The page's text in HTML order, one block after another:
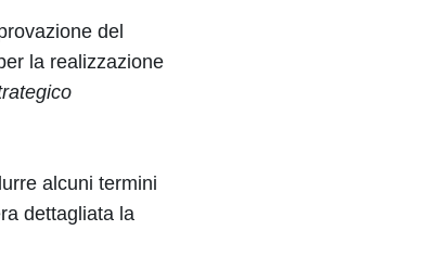
del
la realizzazione
alcuni termini
dettagliata la